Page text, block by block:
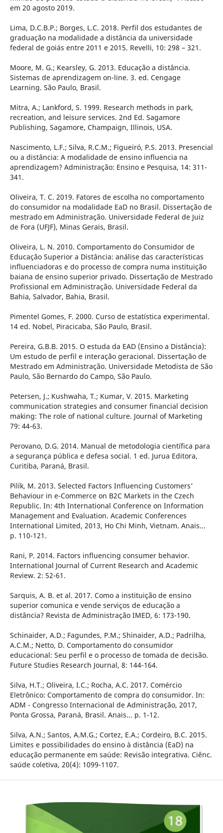
em 20 agosto 2019.
Lima, D.C.B.P.; Borges, L.C. 2018. Perfil dos estudantes de
graduação na modalidade a distância da universidade
federal de goiás entre 2011 e 2015. Revelli, 10: 298 – 321.
Moore, M. G.; Kearsley, G. 2013. Educação a distância.
Sistemas de aprendizagem on-line. 3. ed. Cengage
Learning. São Paulo, Brasil.
Mitra, A.; Lankford, S. 1999. Research methods in park,
recreation, and leisure services. 2nd Ed. Sagamore
Publishing, Sagamore, Champaign, Illinois, USA.
Nascimento, L.F.; Silva, R.C.M.; Figueiró, P.S. 2013. Presencial
ou a distância: A modalidade de ensino influencia na
aprendizagem? Administração: Ensino e Pesquisa, 14: 311-
341.
Oliveira, T. C. 2019. Fatores de escolha no comportamento
do consumidor na modalidade EaD no Brasil. Dissertação de
mestrado em Administração. Universidade Federal de Juiz
de Fora (UFJF), Minas Gerais, Brasil.
Oliveira, L. N. 2010. Comportamento do Consumidor de
Educação Superior a Distância: análise das características
influenciadoras e do processo de compra numa instituição
baiana de ensino superior privado. Dissertação de Mestrado
Profissional em Administração. Universidade Federal da
Bahia, Salvador, Bahia, Brasil.
Pimentel Gomes, F. 2000. Curso de estatística experimental.
14 ed. Nobel, Piracicaba, São Paulo, Brasil.
Pereira, G.B.B. 2015. O estuda da EAD (Ensino a Distância):
Um estudo de perfil e interação geracional. Dissertação de
Mestrado em Administração. Universidade Metodista de São
Paulo, São Bernardo do Campo, São Paulo.
Petersen, J.; Kushwaha, T.; Kumar, V. 2015. Marketing
communication strategies and consumer financial decision
making: The role of national culture. Journal of Marketing
79: 44-63.
Perovano, D.G. 2014. Manual de metodologia científica para
a segurança pública e defesa social. 1 ed. Jurua Editora,
Curitiba, Paraná, Brasil.
Pilík, M. 2013. Selected Factors Influencing Customers'
Behaviour in e-Commerce on B2C Markets in the Czech
Republic. In: 4th International Conference on Information
Management and Evaluation. Academic Conferences
International Limited, 2013, Ho Chi Minh, Vietnam. Anais...
p. 110-121.
Rani, P. 2014. Factors influencing consumer behavior.
International Journal of Current Research and Academic
Review. 2: 52-61.
Sarquis, A. B. et al. 2017. Como a instituição de ensino
superior comunica e vende serviços de educação a
distância? Revista de Administração IMED, 6: 173-190.
Schinaider, A.D.; Fagundes, P.M.; Shinaider, A.D.; Padrilha,
A.C.M.; Netto, D. Comportamento do consumidor
educacional: Seu perfil e o processo de tomada de decisão.
Future Studies Research Journal, 8: 144-164.
Silva, H.T.; Oliveira, I.C.; Rocha, A.C. 2017. Comércio
Eletrônico: Comportamento de compra do consumidor. In:
ADM - Congresso Internacional de Administração, 2017,
Ponta Grossa, Paraná, Brasil. Anais... p. 1-12.
Silva, A.N.; Santos, A.M.G.; Cortez, E.A.; Cordeiro, B.C. 2015.
Limites e possibilidades do ensino à distância (EaD) na
educação permanente em saúde: Revisão integrativa. Ciênc.
saúde coletiva, 20(4): 1099-1107.